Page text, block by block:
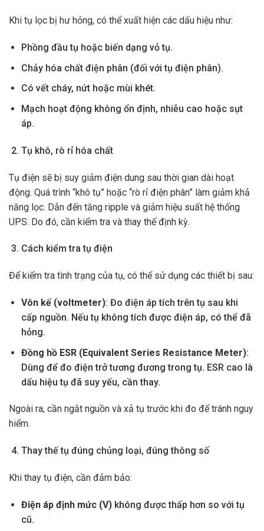
Khi tụ lọc bị hư hỏng, có thể xuất hiện các dấu hiệu như:
Phồng đầu tụ hoặc biến dạng vỏ tụ.
Chảy hóa chất điện phân (đối với tụ điện phân).
Có vết cháy, nứt hoặc mùi khét.
Mạch hoạt động không ổn định, nhiễu cao hoặc sụt
áp.
Tụ khô, rò rỉ hóa chất
Tụ điện sẽ bị suy giảm điện dung sau thời gian dài hoạt
động. Quá trình “khô tụ” hoặc “rò rỉ điện phân” làm giảm khả
năng lọc. Dẫn đến tăng ripple và giảm hiệu suất hệ thống
UPS. Do đó, cần kiểm tra và thay thế định kỳ.
Cách kiểm tra tụ điện
Để kiểm tra tình trạng của tụ, có thể sử dụng các thiết bị sau:
Vôn kế (voltmeter): Đo điện áp tích trên tụ sau khi
cấp nguồn. Nếu tụ không tích được điện áp, có thể đã
hỏng.
Đồng hồ ESR (Equivalent Series Resistance Meter):
Dùng để đo điện trở tương đương trong tụ. ESR cao là
dấu hiệu tụ đã suy yếu, cần thay.
Ngoài ra, cần ngắt nguồn và xả tụ trước khi đo để tránh nguy
hiểm.
Thay thế tụ đúng chủng loại, đúng thông số
Khi thay tụ điện, cần đảm bảo:
Điện áp định mức (V)không được thấp hơn so với tụ
cũ.